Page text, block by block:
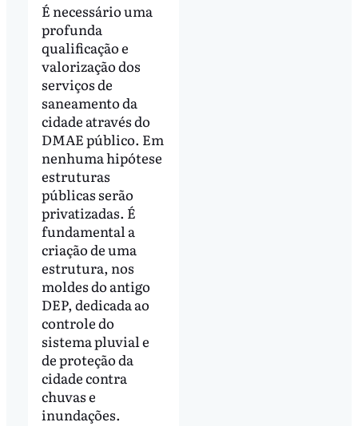
É necessário uma
profunda
qualificação e
valorização dos
serviços de
saneamento da
cidade através do
DMAE público. Em
nenhuma hipótese
estruturas
públicas serão
privatizadas. É
fundamental a
criação de uma
estrutura, nos
moldes do antigo
DEP, dedicada ao
controle do
sistema pluvial e
de proteção da
cidade contra
chuvas e
inundações.